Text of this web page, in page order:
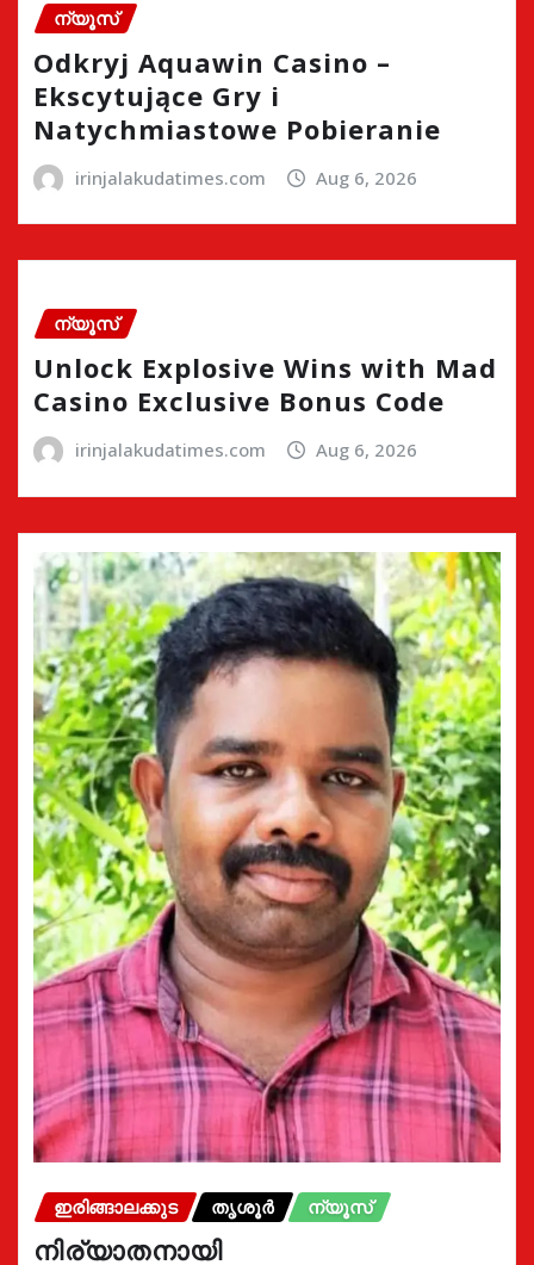
ന്യൂസ്
Odkryj Aquawin Casino –
Ekscytujące Gry i
Natychmiastowe Pobieranie
irinjalakudatimes.com Aug 6, 2026
ന്യൂസ്
Unlock Explosive Wins with Mad
Casino Exclusive Bonus Code
irinjalakudatimes.com Aug 6, 2026
ഇരിങ്ങാലക്കുട തൃശൂർ ന്യൂസ്
നിര്യാതനായി